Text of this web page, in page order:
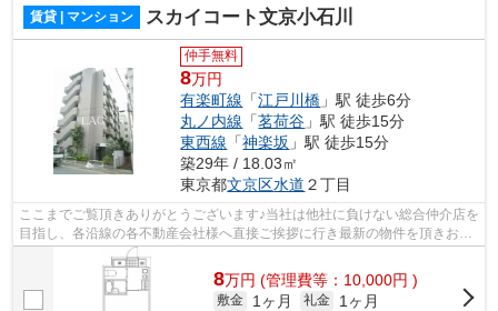
賃貸 | マンション スカイコート文京小石川
仲手無料
8万円
有楽町線 「江戸川橋 」駅 徒歩6分
丸ノ内線 「茗荷谷 」駅 徒歩15分
東西線 「神楽坂 」駅 徒歩15分
築29年 / 18.03㎡
東京都文京区水道 ２丁目
ここまでご覧頂きありがとうございます♪当社は他社に負けない総合仲介店を
目指し、各沿線の各不動産会社様へ直接ご挨拶に行き最新の物件を頂きお客
様へ提供しております！最新の情報は...
8万円 (管理費等：10,000円 )
敷金 1ヶ月 礼金
1ヶ月